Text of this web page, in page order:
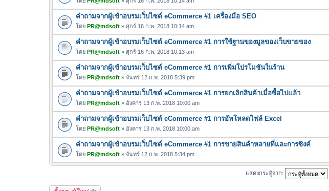
คำถามจากผู้เข้าอบรมเว็บไซต์ eCommerce #1 เครื่องมือ SEO
โดย PR@mdsoft » ศุกร์ 16 ก.พ. 2018 10:14 am
คำถามจากผู้เข้าอบรมเว็บไซต์ eCommerce #1 การใช้ฐานของมูลของเว็บขายของ
โดย PR@mdsoft » ศุกร์ 16 ก.พ. 2018 10:13 am
คำถามจากผู้เข้าอบรมเว็บไซต์ eCommerce #1 การเพิ่มโปรโมชันในร้าน
โดย PR@mdsoft » จันทร์ 12 ก.พ. 2018 5:39 pm
คำถามจากผู้เข้าอบรมเว็บไซต์ eCommerce #1 การยกเลิกสินค้าเมื่อซื้อไปแล้ว
โดย PR@mdsoft » อังคาร 13 ก.พ. 2018 10:00 am
คำถามจากผู้เข้าอบรมเว็บไซต์ eCommerce #1 การอัพโหลดไฟล์ Excel
โดย PR@mdsoft » อังคาร 13 ก.พ. 2018 10:00 am
คำถามจากผู้เข้าอบรมเว็บไซต์ eCommerce #1 การขายสินค้าหลายที่และการซิงค์
โดย PR@mdsoft » จันทร์ 12 ก.พ. 2018 5:34 pm
แสดงกระทู้จาก: